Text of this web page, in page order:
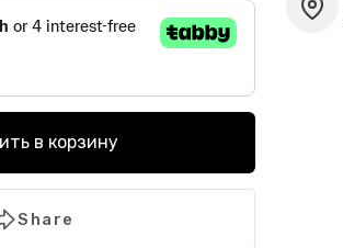
в корзину
Share